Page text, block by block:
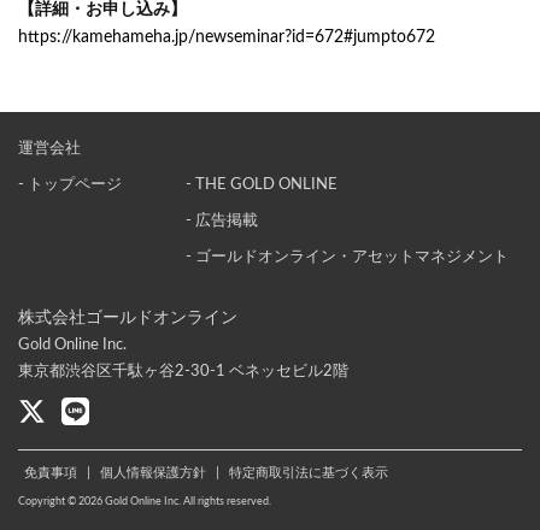
【詳細・お申し込み】
https://kamehameha.jp/newseminar?id=672#jumpto672
株式会社ゴールドオンライン
Gold Online Inc.
東京都渋谷区千駄ヶ谷2-30-1 ベネッセビル2階
運営会社
- トップページ - THE GOLD ONLINE
- 広告掲載
- ゴールドオンライン・アセットマネジメント
免責事項 個人情報保護方針 特定商取引法に基づく表示
Copyright © 2026 Gold Online Inc. All rights reserved.